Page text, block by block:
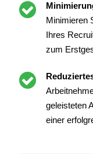
Minimieren
Ihres
zum
geleisteten
einer